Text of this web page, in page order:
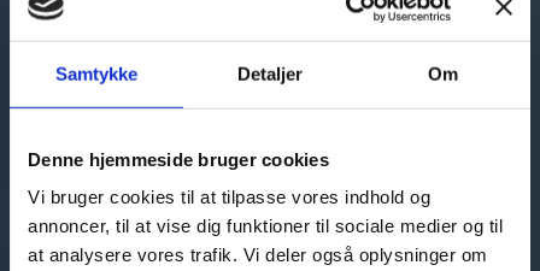
Samtykke Detaljer Om
Denne hjemmeside bruger cookies
Vi bruger cookies til at tilpasse vores indhold og
annoncer, til at vise dig funktioner til sociale medier og til
at analysere vores trafik. Vi deler også oplysninger om
Annuller